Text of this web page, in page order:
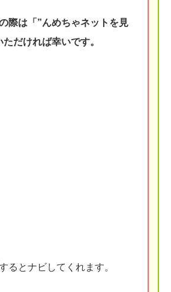
際は「”んめちゃネットを見
だければ幸いです。
るとナビしてくれます。